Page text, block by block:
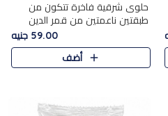
حلوى شرقية فاخرة تتكون من
طبقتين ناعمتين من قمر الدين
الفاخر، تتوسطهما حشوة غنية من
اللوز المحمص لتمنح مزيجًا متوازنًا
من النعومة والقرمشة. ..
59.00 جنيه
أضف